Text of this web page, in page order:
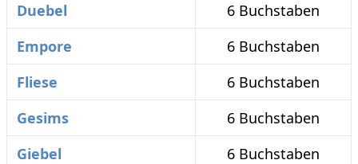
Duebel
6 Buchstaben
Empore
6 Buchstaben
Fliese
6 Buchstaben
Gesims
6 Buchstaben
Giebel
6 Buchstaben